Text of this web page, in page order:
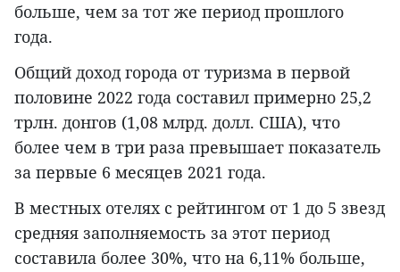
больше, чем за тот же период прошлого
года.
Общий доход города от туризма в первой
половине 2022 года составил примерно 25,2
трлн. донгов (1,08 млрд. долл. США), что
более чем в три раза превышает показатель
за первые 6 месяцев 2021 года.
В местных отелях с рейтингом от 1 до 5 звезд
средняя заполняемость за этот период
составила более 30%, что на 6,11% больше,